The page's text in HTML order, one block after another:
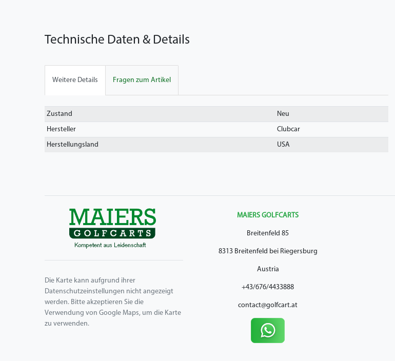
Technische Daten & Details
Weitere Details Fragen zum Artikel
Technisches
Merkmal
Wert
Zustand
Neu
Hersteller
Clubcar
Herstellungsland
USA
Die Karte kann aufgrund ihrer
Datenschutzeinstellungen nicht angezeigt
werden. Bitte akzeptieren Sie die
Verwendung von Google Maps, um die Karte
zu verwenden.
MAIERS GOLFCARTS
Breitenfeld 85
8313 Breitenfeld bei Riegersburg
Austria
+43/676/4433888
contact@golfcart.at